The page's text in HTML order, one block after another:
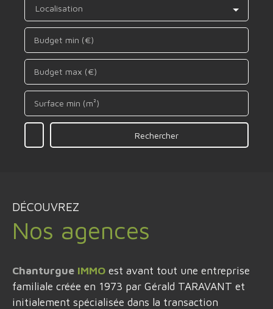
Localisation
Budget min (€)
Budget max (€)
Surface min (m²)
Rechercher
DÉCOUVREZ
Nos agences
Chanturgue IMMO est avant tout une entreprise
familiale créée en 1973 par Gérald TARAVANT et
initialement spécialisée dans la transaction